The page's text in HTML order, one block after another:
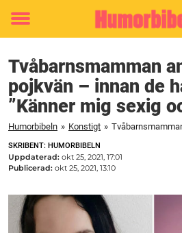
Toggle
Tvåbarnsmamman
pojkvän – innan de
”Känner mig sexig
Humorbibeln » Konstigt »
SKRIBENT: HUMORBIBELN
Uppdaterad: okt 25, 2021, 17:01
Publicerad: okt 25, 2021, 13:10